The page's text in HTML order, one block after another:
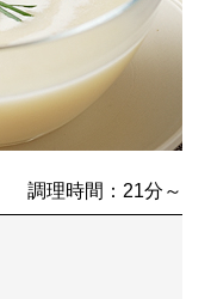
調理時間：21分～